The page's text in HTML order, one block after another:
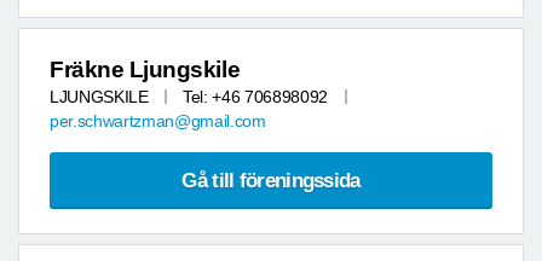
Fräkne Ljungskile
LJUNGSKILE
Tel: +46 706898092
per.schwartzman@gmail.com
Gå till föreningssida